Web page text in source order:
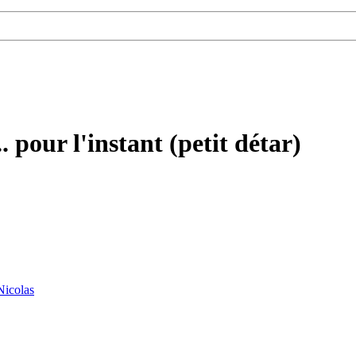
pour l'instant (petit détar)